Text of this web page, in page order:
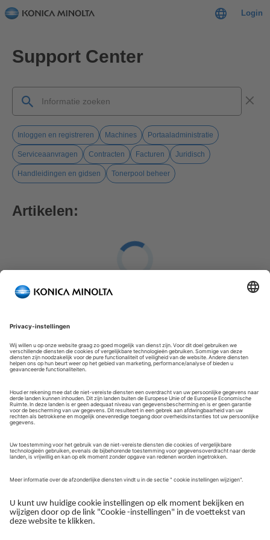
Login
Support Center
Inloggen en registreren Machines Portaaladministratie
Serviceaanvragen Contracten Facturen Juridisch
Handleidingen en gidsen Tonerpool beheer
Artikelen:
Contactformulier